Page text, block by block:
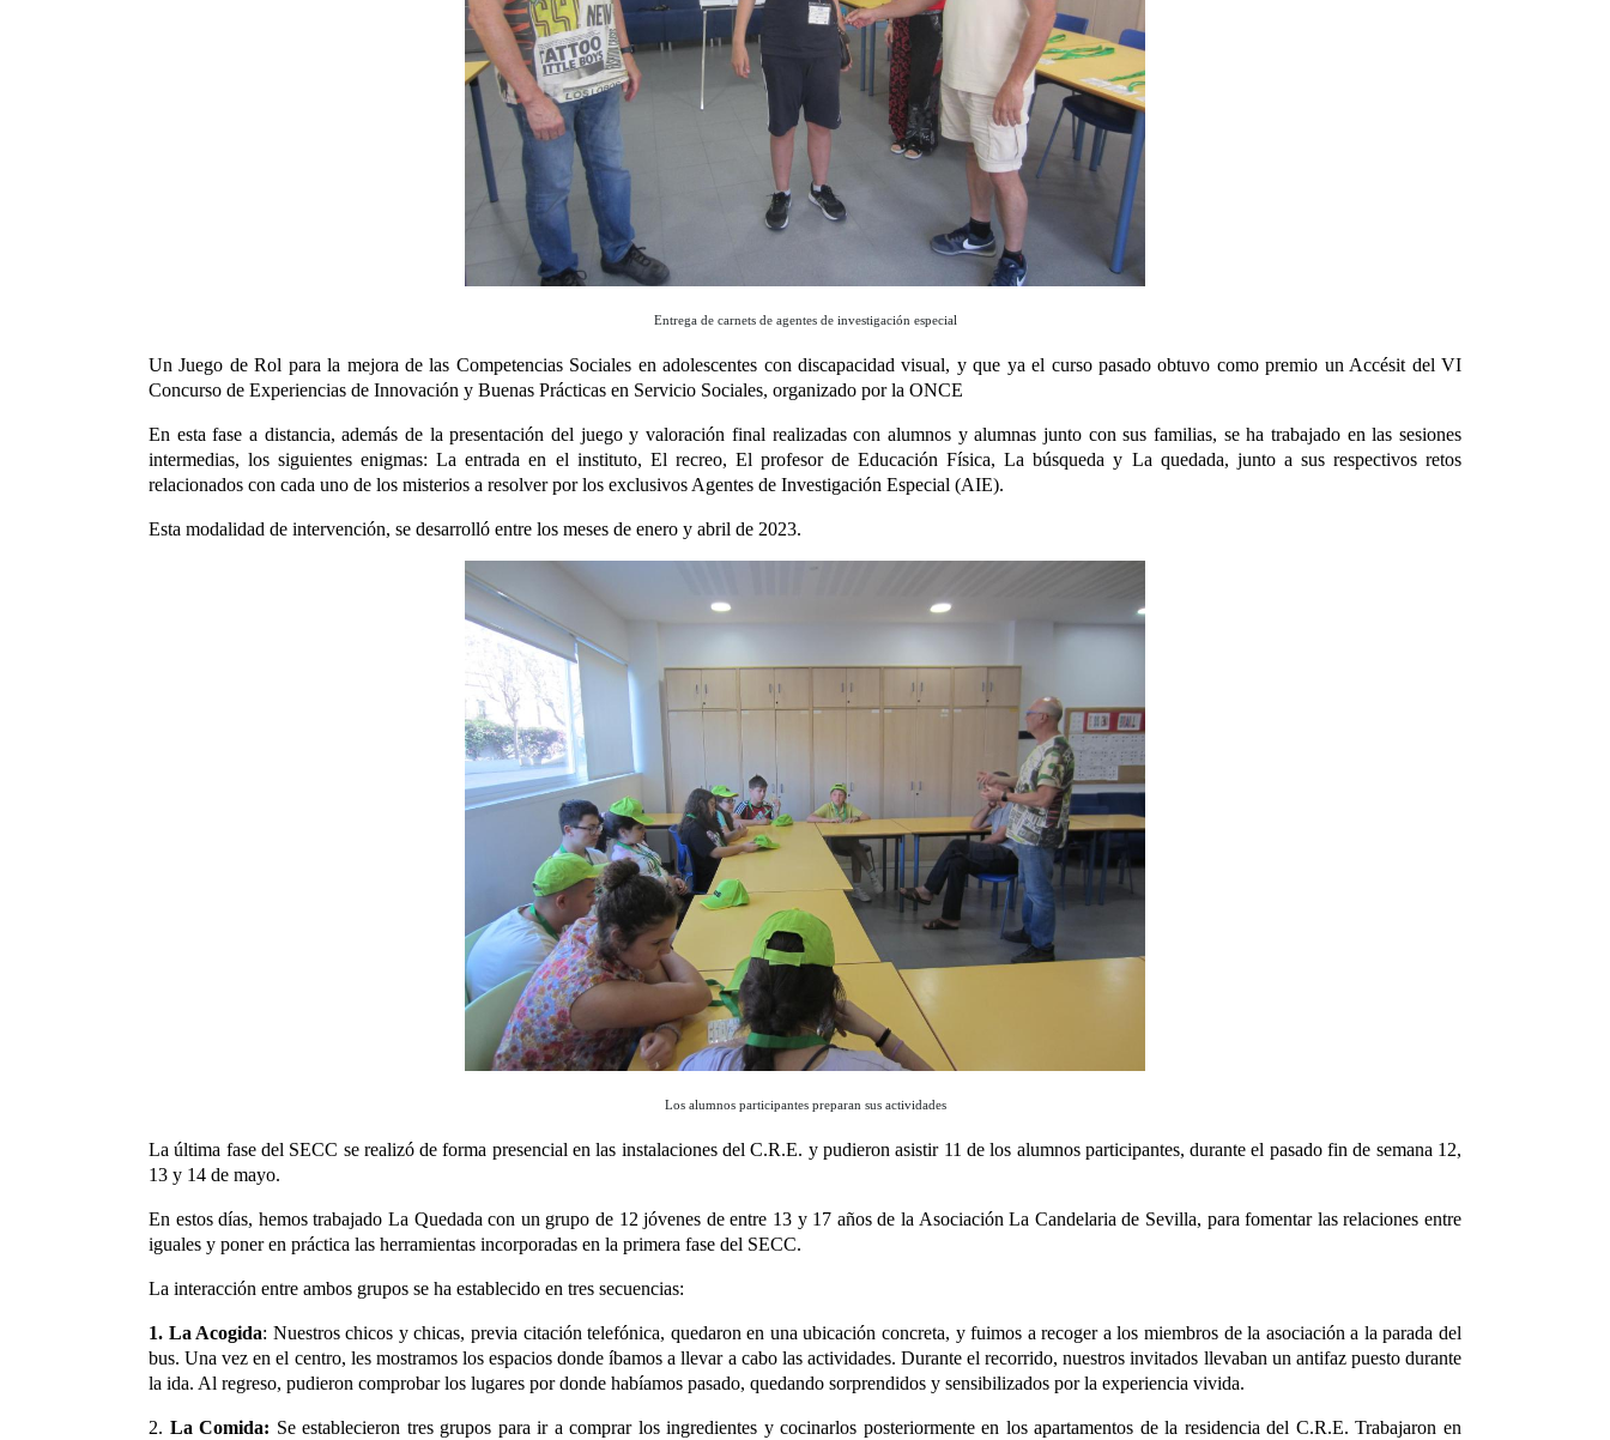
Entrega de carnets de agentes de investigación especial
Un Juego de Rol para la mejora de las Competencias Sociales en adolescentes con discapacidad visual, y que ya el curso pasado obtuvo como premio un Accésit del VI
Concurso de Experiencias de Innovación y Buenas Prácticas en Servicio Sociales, organizado por la ONCE
En esta fase a distancia, además de la presentación del juego y valoración final realizadas con alumnos y alumnas junto con sus familias, se ha trabajado en las sesiones
intermedias, los siguientes enigmas: La entrada en el instituto, El recreo, El profesor de Educación Física, La búsqueda y La quedada, junto a sus respectivos retos
relacionados con cada uno de los misterios a resolver por los exclusivos Agentes de Investigación Especial (AIE).
Esta modalidad de intervención, se desarrolló entre los meses de enero y abril de 2023.
Los alumnos participantes preparan sus actividades
La última fase del SECC se realizó de forma presencial en las instalaciones del C.R.E. y pudieron asistir 11 de los alumnos participantes, durante el pasado fin de semana 12,
13 y 14 de mayo.
En estos días, hemos trabajado La Quedada con un grupo de 12 jóvenes de entre 13 y 17 años de la Asociación La Candelaria de Sevilla, para fomentar las relaciones entre
iguales y poner en práctica las herramientas incorporadas en la primera fase del SECC.
La interacción entre ambos grupos se ha establecido en tres secuencias:
1. La Acogida: Nuestros chicos y chicas, previa citación telefónica, quedaron en una ubicación concreta, y fuimos a recoger a los miembros de la asociación a la parada del
bus. Una vez en el centro, les mostramos los espacios donde íbamos a llevar a cabo las actividades. Durante el recorrido, nuestros invitados llevaban un antifaz puesto durante
la ida. Al regreso, pudieron comprobar los lugares por donde habíamos pasado, quedando sorprendidos y sensibilizados por la experiencia vivida.
2. La Comida: Se establecieron tres grupos para ir a comprar los ingredientes y cocinarlos posteriormente en los apartamentos de la residencia del C.R.E. Trabajaron en